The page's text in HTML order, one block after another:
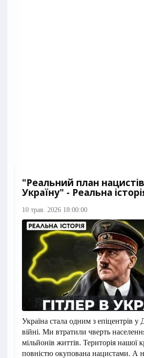
"Реальний план
Україну" - Реальна
10 трав. 2026 18:00:00
Україна стала одним з епіцентрів у
війні. Ми втратили чверть
мільйонів життів. Територія нашої
повністю окупована нацистами. А